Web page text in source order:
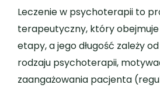
Leczenie w psychoterapii to
terapeutyczny, który
etapy, a jego długość zależy
rodzaju psychoterapii,
zaangażowania pacjenta